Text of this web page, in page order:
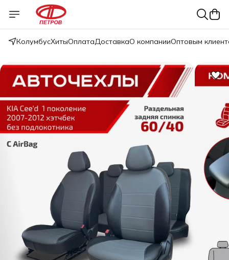
КолумбусХитыОплатаДоставкаО компанииОптовым